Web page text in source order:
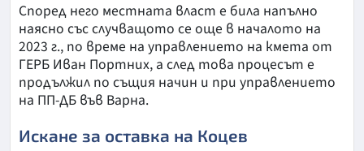
Според него местната власт е била напълно
наясно със случващото се още в началото на
2023 г., по време на управлението на кмета от
ГЕРБ Иван Портних, а след това процесът е
продължил по същия начин и при управлението
на ПП-ДБ във Варна.
Искане за оставка на Коцев